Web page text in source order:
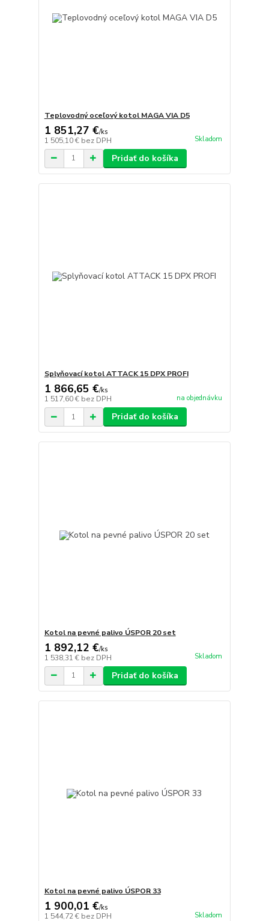
Teplovodný oceľový kotol MAGA VIA D5
1 851,27 €/ks
1 505,10 € bez DPH Skladom
Pridať do košíka
Splyňovací kotol ATTACK 15 DPX PROFI
1 866,65 €/ks
1 517,60 € bez DPH na objednávku
Pridať do košíka
Kotol na pevné palivo ÚSPOR 20 set
1 892,12 €/ks
1 538,31 € bez DPH Skladom
Pridať do košíka
Kotol na pevné palivo ÚSPOR 33
1 900,01 €/ks
1 544,72 € bez DPH Skladom